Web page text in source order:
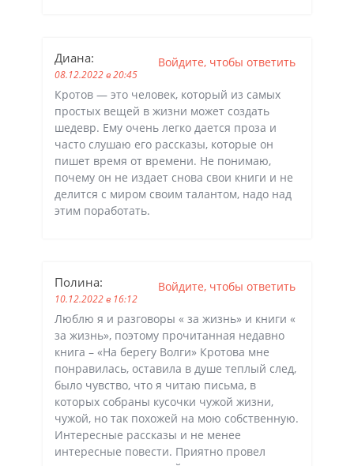
Диана:
08.12.2022 в 20:45
Кротов — это человек, который из самых
простых вещей в жизни может создать
шедевр. Ему очень легко дается проза и
часто слушаю его рассказы, которые он
пишет время от времени. Не понимаю,
почему он не издает снова свои книги и не
делится с миром своим талантом, надо над
этим поработать.
Войдите, чтобы ответить
Полина:
10.12.2022 в 16:12
Люблю я и разговоры « за жизнь» и книги «
за жизнь», поэтому прочитанная недавно
книга – «На берегу Волги» Кротова мне
понравилась, оставила в душе теплый след,
было чувство, что я читаю письма, в
которых собраны кусочки чужой жизни,
чужой, но так похожей на мою собственную.
Интересные рассказы и не менее
интересные повести. Приятно провел
Войдите, чтобы ответить